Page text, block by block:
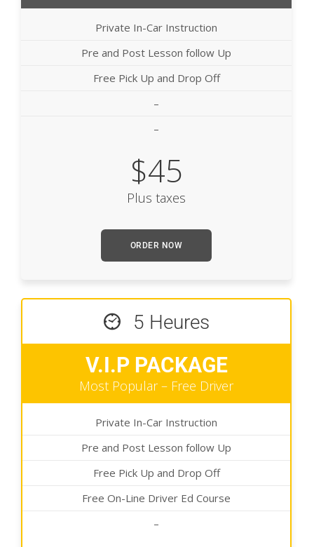
Private In-Car Instruction
Pre and Post Lesson follow Up
Free Pick Up and Drop Off
–
–
$45
Plus taxes
ORDER NOW
5 Heures
V.I.P PACKAGE
Most Popular – Free Driver
Private In-Car Instruction
Pre and Post Lesson follow Up
Free Pick Up and Drop Off
Free On-Line Driver Ed Course
–